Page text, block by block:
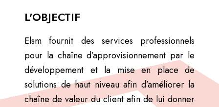
L'OBJECTIF
Elsm fournit des services professionnels
pour la chaîne d’approvisionnement par le
développement et la mise en place de
solutions de haut niveau afin d’améliorer la
chaîne de valeur du client afin de lui donner